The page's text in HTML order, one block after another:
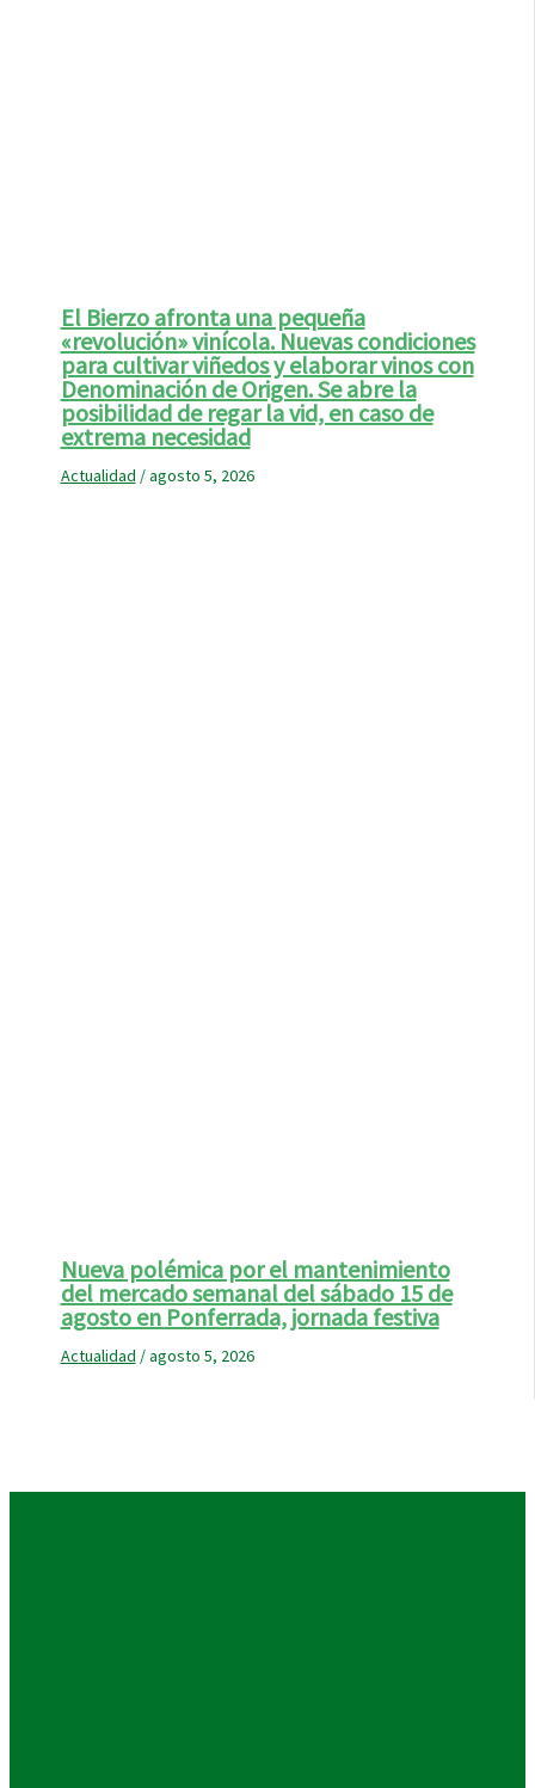
El Bierzo afronta una pequeña
«revolución» vinícola. Nuevas condiciones
para cultivar viñedos y elaborar vinos con
Denominación de Origen. Se abre la
posibilidad de regar la vid, en caso de
extrema necesidad
Actualidad /agosto 5, 2026
Nueva polémica por el mantenimiento
del mercado semanal del sábado 15 de
agosto en Ponferrada, jornada festiva
Actualidad /agosto 5, 2026